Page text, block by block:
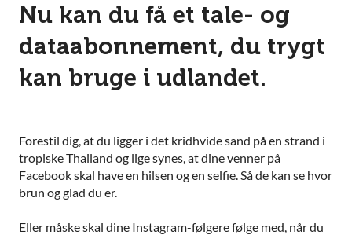
Nu kan du få et tale- og
dataabonnement, du trygt
kan bruge i udlandet.
Forestil dig, at du ligger i det kridhvide sand på en strand i
tropiske Thailand og lige synes, at dine venner på
Facebook skal have en hilsen og en selfie. Så de kan se hvor
brun og glad du er.
Eller måske skal dine Instagram-følgere følge med, når du